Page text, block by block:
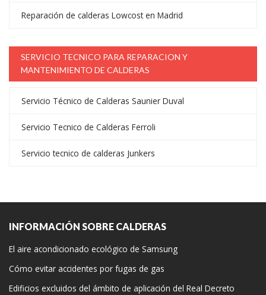
Reparación de calderas Lowcost en Madrid
SERVICIO TECNICO PARA REPARACION Y
MANTENIMIENTO DE CALDERAS
Servicio Técnico de Calderas Saunier Duval
Servicio Tecnico de Calderas Ferroli
Servicio tecnico de calderas Junkers
INFORMACIÓN SOBRE CALDERAS
El aire acondicionado ecológico de Samsung
Cómo evitar accidentes por fugas de gas
Edificios excluidos del ámbito de aplicación del Real Decreto